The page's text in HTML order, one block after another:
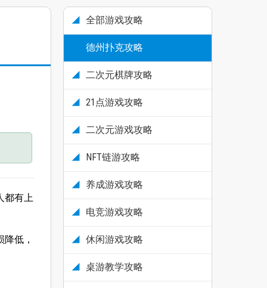
都有上
低，
全部游戏攻略
德州扑克攻略
二次元棋牌攻略
21点游戏攻略
二次元游戏攻略
NFT链游攻略
养成游戏攻略
电竞游戏攻略
休闲游戏攻略
桌游教学攻略